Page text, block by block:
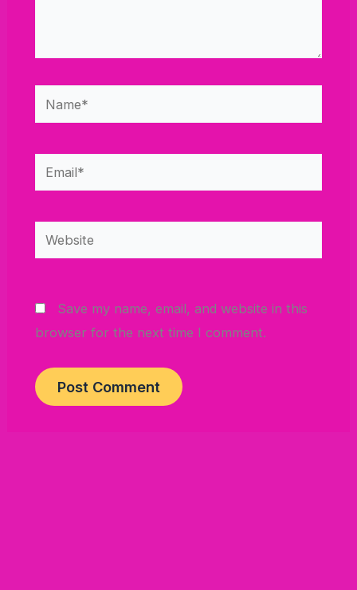
Name*
Email*
Website
Save my name, email, and website in this
browser for the next time I comment.